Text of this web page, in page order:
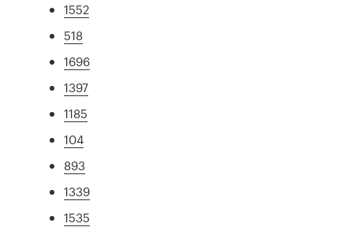
1552
518
1696
1397
1185
104
893
1339
1535